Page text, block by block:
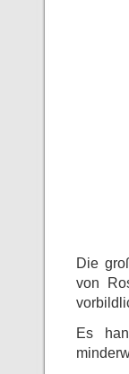
Die
von
Es